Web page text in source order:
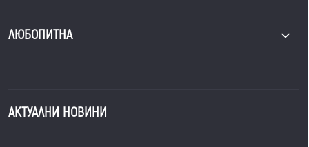
ЛЮБОПИТНА
АКТУАЛНИ НОВИНИ